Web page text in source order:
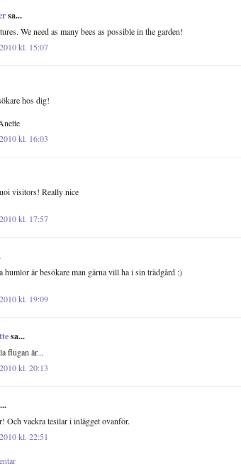
sa...
We need as many bees as possible in the garden!
kl. 15:07
hos dig!
kl. 16:03
visitors! Really nice
kl. 17:57
humlor är besökare man gärna vill ha i sin trädgård :)
kl. 19:09
sa...
flugan är...
kl. 20:13
Och vackra tesilar i inlägget ovanför.
kl. 22:51